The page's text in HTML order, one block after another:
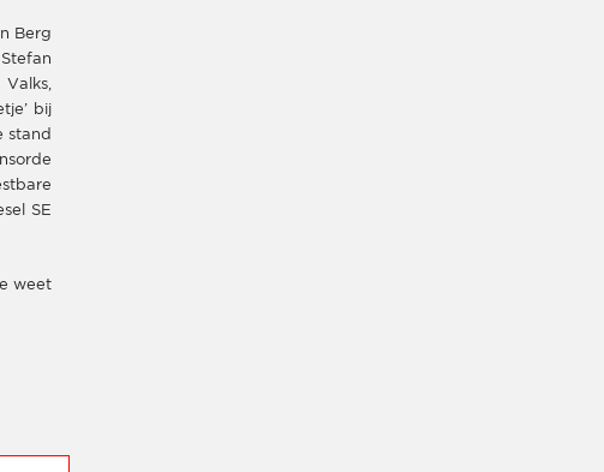
Berg
Valks,
bij
stand
SE
weet